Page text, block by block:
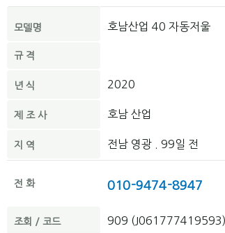
모델명 호남산업 40 자동저울
규 격
년 식 2020
제 조 사 호남 산업
지 역 전남 영광 . 99일 전
전 화 010-9474-8947
조회 / 코드 909 (J061777419593)